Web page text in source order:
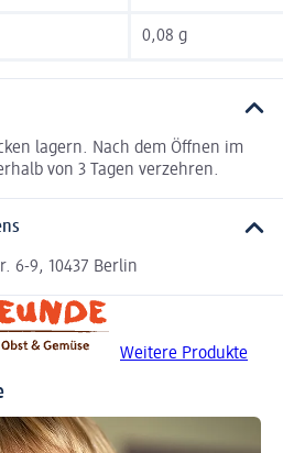
0,08 g
lagern. Nach dem Öffnen im
von 3 Tagen verzehren.
6-9, 10437 Berlin
Weitere Produkte